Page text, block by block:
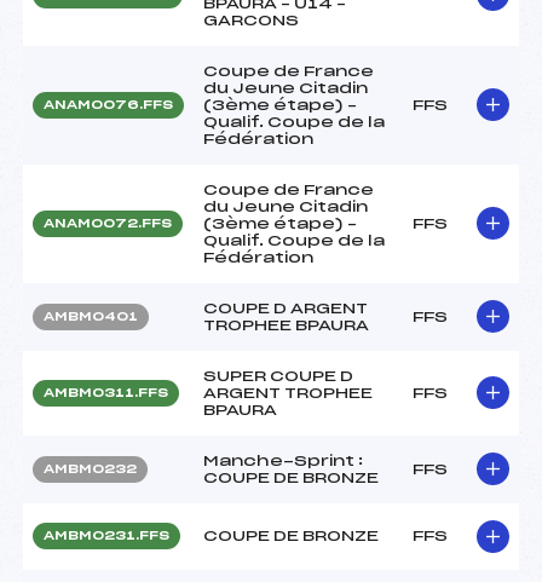
BPAURA – U14 –
GARCONS
ANAM0076.FFS
Coupe de France
du Jeune Citadin
(3ème étape) –
Qualif. Coupe de la
Fédération
FFS
ANAM0072.FFS
Coupe de France
du Jeune Citadin
(3ème étape) –
Qualif. Coupe de la
Fédération
FFS
AMBM0401
COUPE D ARGENT
TROPHEE BPAURA
FFS
AMBM0311.FFS
SUPER COUPE D
ARGENT TROPHEE
BPAURA
FFS
AMBM0232
Manche-Sprint :
COUPE DE BRONZE
FFS
AMBM0231.FFS COUPE DE BRONZE FFS